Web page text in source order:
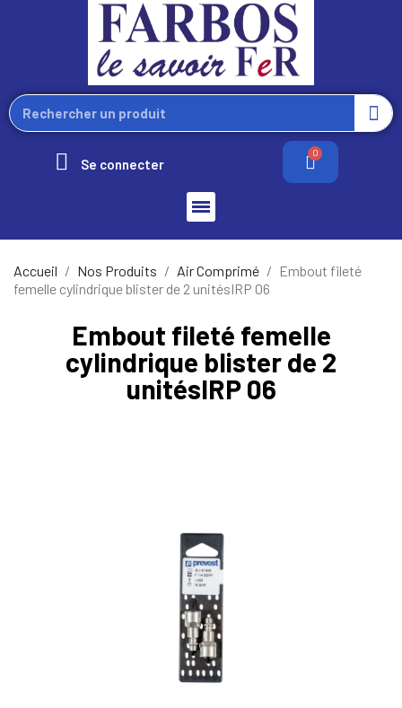
Se connecter
Accueil Nos Produits Air Comprimé
Embout fileté
femelle cylindrique blister de 2 unitésIRP 06
Embout fileté femelle
cylindrique blister de 2
unitésIRP 06